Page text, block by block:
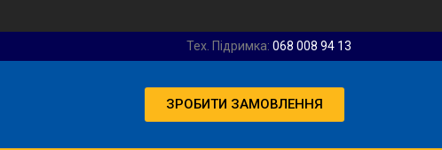
Тех. Підримка: 068 008 94 13
ЗРОБИТИ ЗАМОВЛЕННЯ